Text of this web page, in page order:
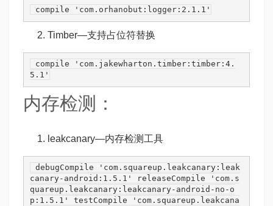
compile 'com.orhanobut:logger:2.1.1'
Timber—支持占位符替换
compile
'com.jakewharton.timber:timber:4.
5.1'
内存检测：
leakcanary—内存检测工具
debugCompile
'com.squareup.leakcanary:leak
canary-android:1.5.1'
releaseCompile
'com.s
quareup.leakcanary:leakcanary-android-no-o
p:1.5.1'
testCompile
'com.squareup.leakcana